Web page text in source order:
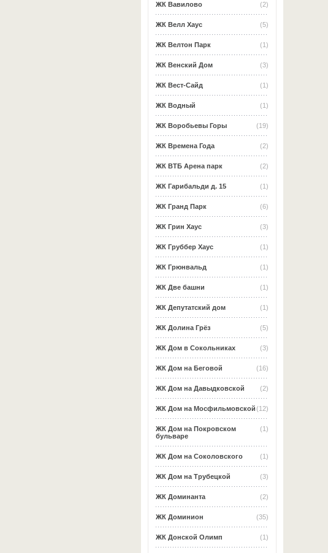
(2)
ЖК Вавилово
(5)
ЖК Велл Хаус
(1)
ЖК Велтон Парк
(3)
ЖК Венский Дом
(1)
ЖК Вест-Сайд
(1)
ЖК Водный
(19)
ЖК Воробьевы Горы
(2)
ЖК Времена Года
(2)
ЖК ВТБ Арена парк
(1)
ЖК Гарибальди д. 15
(6)
ЖК Гранд Парк
(3)
ЖК Грин Хаус
(1)
ЖК Груббер Хаус
(1)
ЖК Грюнвальд
(1)
ЖК Две башни
(1)
ЖК Депутатский дом
(5)
ЖК Долина Грёз
(3)
ЖК Дом в Сокольниках
(16)
ЖК Дом на Беговой
(2)
ЖК Дом на Давыдковской
(12)
ЖК Дом на Мосфильмовской
(1)
ЖК Дом на Покровском
бульваре
(1)
ЖК Дом на Соколовского
(3)
ЖК Дом на Трубецкой
(2)
ЖК Доминанта
(35)
ЖК Доминион
(1)
ЖК Донской Олимп